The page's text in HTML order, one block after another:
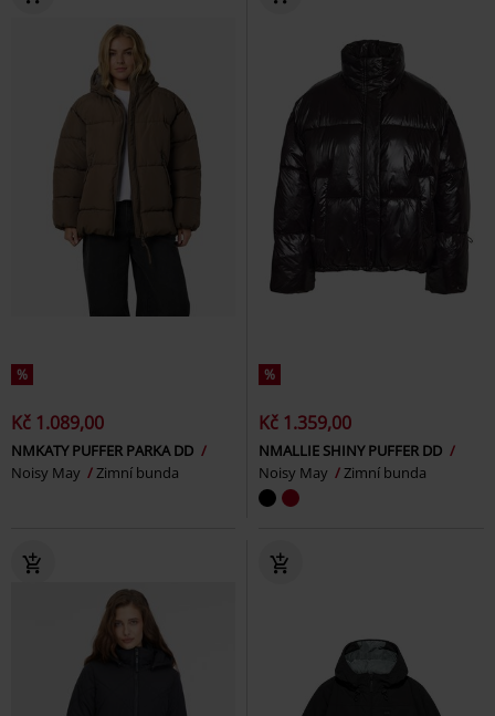
%
Kč 1.089,00
NMKATY PUFFER PARKA DD
Noisy May
Zimní bunda
%
Kč 1.359,00
NMALLIE SHINY PUFFER DD
Noisy May
Zimní bunda